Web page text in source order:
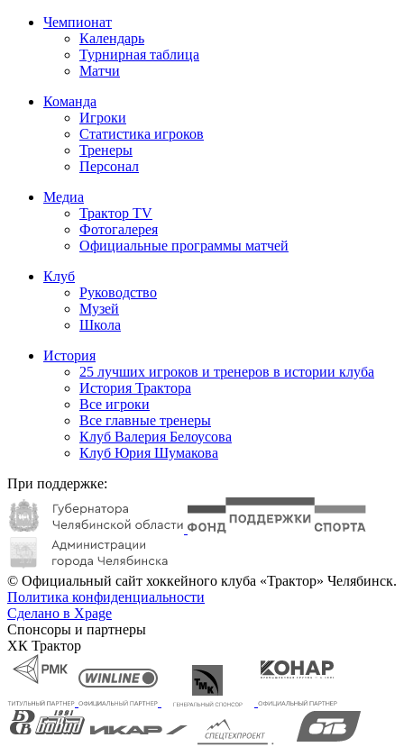
Чемпионат
Календарь
Турнирная таблица
Матчи
Команда
Игроки
Статистика игроков
Тренеры
Персонал
Медиа
Трактор TV
Фотогалерея
Официальные программы матчей
Клуб
Руководство
Музей
Школа
История
25 лучших игроков и тренеров в истории клуба
История Трактора
Все игроки
Все главные тренеры
Клуб Валерия Белоусова
Клуб Юрия Шумакова
При поддержке:
© Официальный сайт хоккейного клуба «Трактор» Челябинск.
Политика конфиденциальности
Сделано в Xpage
Спонсоры и партнеры
ХК Трактор